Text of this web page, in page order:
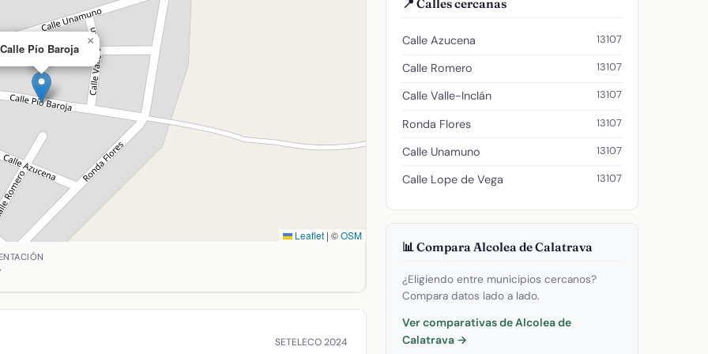
Calle Pío Baroja
×
Leaflet | ©OSM
Ciudad Real. Coordenadas: latitud 38.987602933333335, longitud -4.11001075. Código postal: 13107.
SETELECO 2024
📍 Calles cercanas
Calle Azucena 13107
Calle Romero 13107
Calle Valle-Inclán 13107
Ronda Flores 13107
Calle Unamuno 13107
Calle Lope de Vega 13107
📊 Compara Alcolea de Calatrava
¿Eligiendo entre municipios cercanos?
Compara datos lado a lado.
Ver comparativas de Alcolea de
Calatrava →